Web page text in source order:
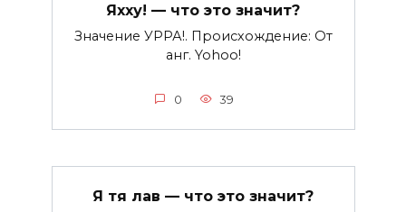
Яхху! — что это значит?
Значение УРРА!. Происхождение: От
анг. Yohoo!
0 39
Я тя лав — что это значит?